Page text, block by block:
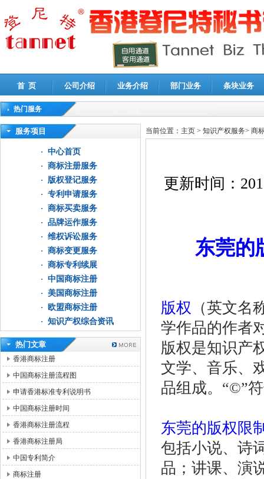
首 页 公司介绍 业务介绍 部门业务 条块业务
热门服务
高新技术企业认定审计|企业所得税汇算清缴申报鉴证
服务项目
中心首页
商标注册服务
版权登记服务
专利申请服务
商标买卖服务
品牌运作服务
维权诉讼服务
商标变更服务
商标专利续展
中国商标注册
美国商标注册
欧盟商标注册
知识产权综合资讯
热门文章
香港商标注册
中国商标注册流程图
申请香港标准专利说明书
中国商标注册时间
香港商标注册流程
香港商标注册局
中国专利简介
商标注册
当前位置： 主页 > 知识产权服务> 商
更新时间：
东莞的
版权
（英文名
学作品的作者
版权是知识产
文学、音乐、
品组成。“©”
东莞的版权限
包括小说、诗
品；讲课、演